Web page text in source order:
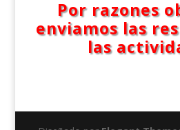
Por razones
enviamos las
las